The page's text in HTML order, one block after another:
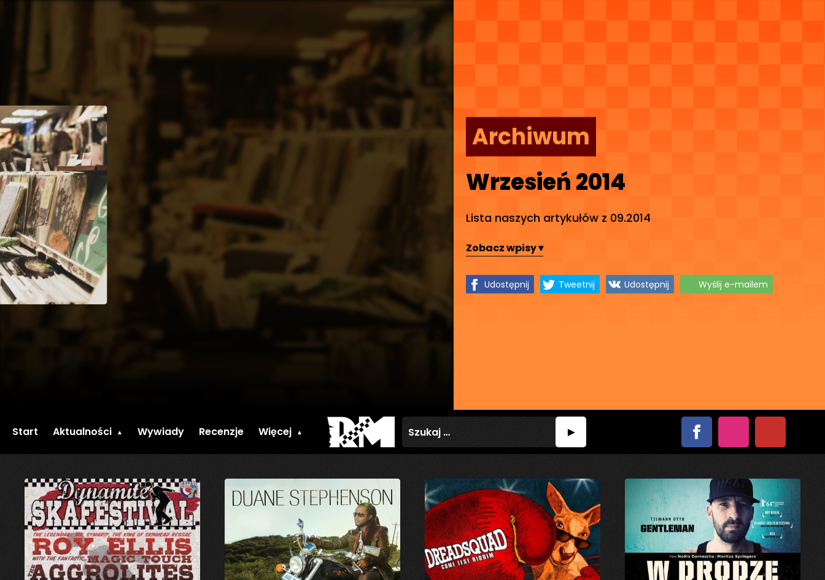
Archiwum
Wrzesień 2014
Lista naszych artykułów z 09.2014
Zobacz wpisy ▾
Udostępnij Tweetnij Udostępnij Wyślij e-mailem
Start Aktualności Wywiady Recenzje Więcej